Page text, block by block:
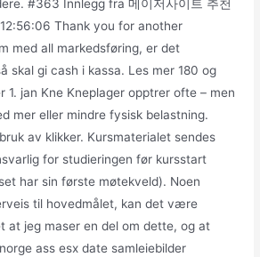
#363 Innlegg fra 메이저사이트 추천
Thank you for another
med all markedsføring, er det
skal gi cash i kassa. Les mer 180 og
1. jan Kne Kneplager opptrer ofte – men
mer eller mindre fysisk belastning.
av klikker. Kursmaterialet sendes
for studieringen før kursstart
har sin første møtekveld). Noen
til hovedmålet, kan det være
at jeg maser en del om dette, og at
ass esx date samleiebilder